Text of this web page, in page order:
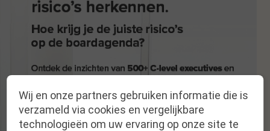
Wij en onze partners gebruiken informatie die is
verzameld via cookies en vergelijkbare
technologieën om uw ervaring op onze site te